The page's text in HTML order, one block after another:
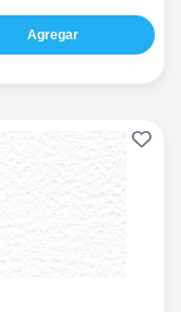
Agregar